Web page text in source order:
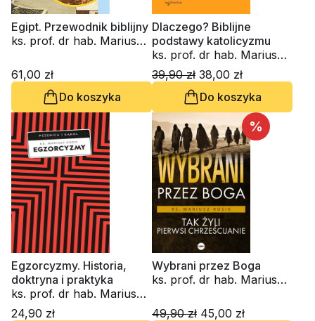
Egipt. Przewodnik biblijny
ks. prof. dr hab. Mariusz
Konopko
61,00 zł
Do koszyka
Dlaczego? Biblijne
podstawy katolicyzmu
ks. prof. dr hab. Mariusz
Rosik
39,90 zł 38,00 zł
Do koszyka
Egzorcyzmy. Historia,
doktryna i praktyka
ks. prof. dr hab. Mariusz
Rosik
24,90 zł
%
Wybrani przez Boga
ks. prof. dr hab. Mariusz
49,90 zł 45,00 zł